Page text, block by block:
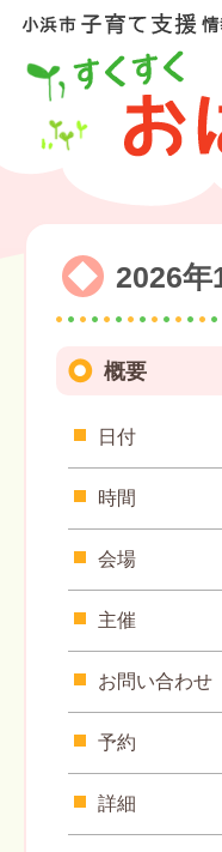
2026
概要
日付
時間
会場
主催
お問い合わせ
予約
詳細